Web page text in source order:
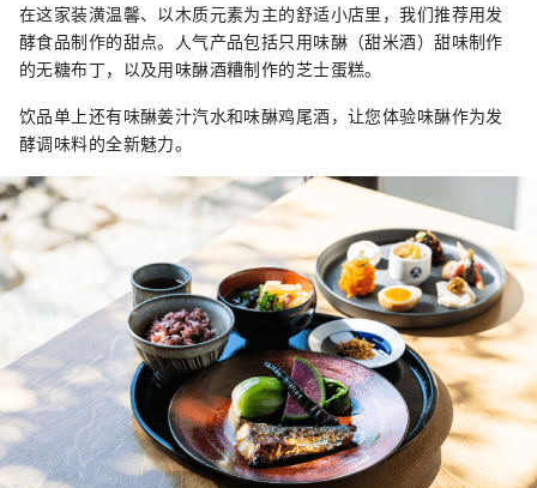
在这家装潢温馨、以木质元素为主的舒适小店里，我们推荐用发
酵食品制作的甜点。人气产品包括只用味醂（甜米酒）甜味制作
的无糖布丁，以及用味醂酒糟制作的芝士蛋糕。
饮品单上还有味醂姜汁汽水和味醂鸡尾酒，让您体验味醂作为发
酵调味料的全新魅力。